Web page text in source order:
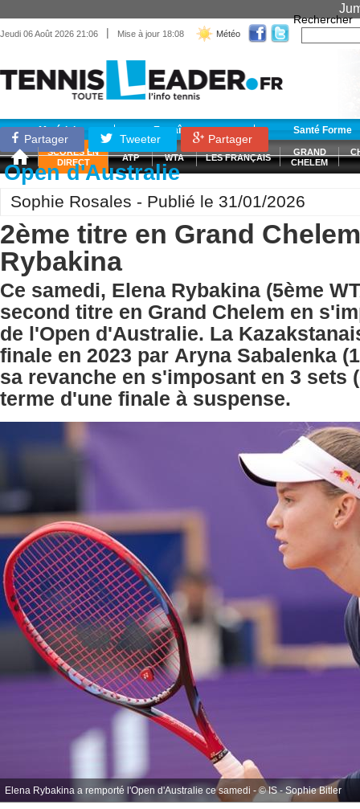
Jeudi 06 Août 2026 21:06 | Mise à jour 18:08 Météo
Rechercher
Matériel Entraînement Santé Forme
SCORES EN
DIRECT
ATP WTA LES FRANÇAIS
GRAND
CHELEM
Partager Tweeter Partager
Open d'Australie
Sophie Rosales - Publié le 31/01/2026
2ème titre en Grand
Rybakina
Ce samedi, Elena Rybakina (5ème
second titre en Grand Chelem en
de l'Open d'Australie. La
finale en 2023 par Aryna Sabalenka
sa revanche en s'imposant en 3 sets
terme d'une finale à suspense.
Elena Rybakina a remporté l'Open d'Australie ce samedi - © IS - Sophie Bitler